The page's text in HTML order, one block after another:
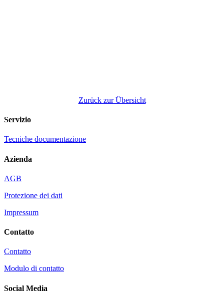
Zurück zur Übersicht
Servizio
Tecniche documentazione
Azienda
AGB
Protezione dei dati
Impressum
Contatto
Contatto
Modulo di contatto
Social Media